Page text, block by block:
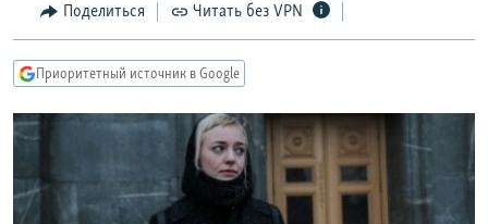
навигации
Вернутся
IDEL.РЕАЛИИ
КАВКАЗ.РЕАЛИИ
СИБИРЬ.РЕАЛИИ
РАСПИСАНИЕ ВЕЩАНИЯ
ПОДПИШИТЕСЬ НА РАССЫЛКУ
Поделиться Читать без VPN
Приоритетный источник в Google